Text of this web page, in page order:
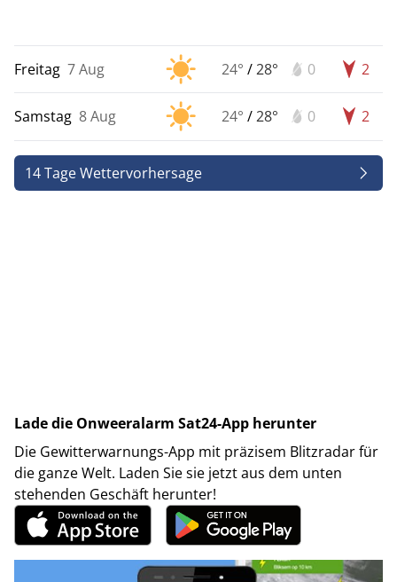
Freitag 7 Aug 24° /28° 0 2
Samstag 8 Aug 24° /28° 0 2
14 Tage Wettervorhersage
Lade die Onweeralarm Sat24-App herunter
Die Gewitterwarnungs-App mit präzisem Blitzradar für
die ganze Welt. Laden Sie sie jetzt aus dem unten
stehenden Geschäft herunter!